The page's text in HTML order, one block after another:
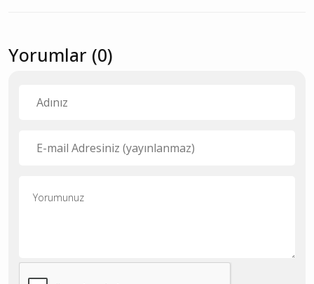
Yorumlar (0)